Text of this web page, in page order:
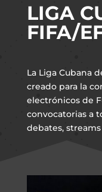
LIGA
FIFA/
La Liga Cubana
creado para la
electrónicos de
convocatorias a
debates,